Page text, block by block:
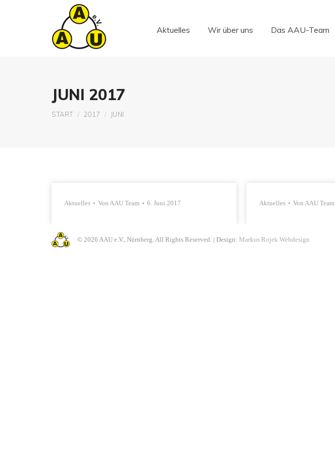
Aktuelles Wir über uns Das AAU-Team
JUNI 2017
START 2017 JUNI
Aktuelles Von AAU Team 6. Juni 2017 Aktuelles Von AAU Team
© 2026 AAU e.V., Nürnberg. All Rights Reserved. | Design: Markus Rojek Webdesign